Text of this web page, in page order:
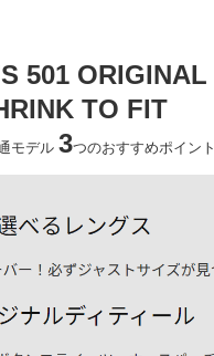
501 ORIGINAL
TO FIT
モデル 3つのおすすめポイント